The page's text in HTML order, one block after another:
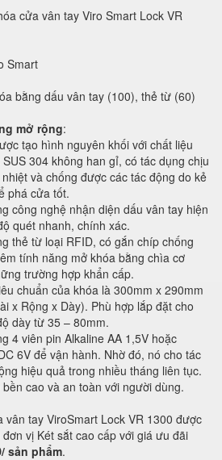
cửa vân tay Viro Smart Lock VR
Smart
bằng dấu vân tay (100), thẻ từ (60)
mở rộng:
tạo hình nguyên khối với chất liệu
304 không han gỉ, có tác dụng chịu
và chống được các tác động do kẻ
phá cửa tốt.
công nghệ nhận diện dấu vân tay hiện
quét nhanh, chính xác.
thẻ từ loại RFID, có gắn chíp chống
tính năng mở khóa bằng chìa cơ
trường hợp khẩn cấp.
chuẩn của khóa là 300mm x 290mm
x Rộng x Dày). Phù hợp lắp đặt cho
dày từ 35 – 80mm.
4 viên pin Alkaline AA 1,5V hoặc
6V để vận hành. Nhờ đó, nó cho tác
hiệu quả trong nhiều tháng liên tục.
cao và an toàn với người dùng.
vân tay ViroSmart Lock VR 1300 được
vị Két sắt cao cấp với giá ưu đãi
sản phẩm.